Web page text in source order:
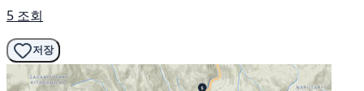
5 조회
저장